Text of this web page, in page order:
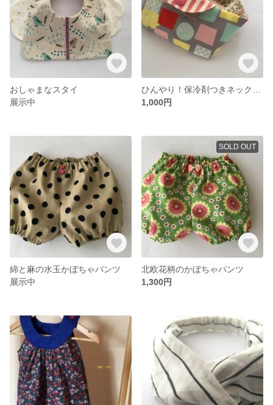
おしゃまなスタイ
展示中
1,000円
綿と麻の水玉かぼちゃパンツ
展示中
SOLD OUT
北欧花柄のかぼちゃパンツ
1,300円